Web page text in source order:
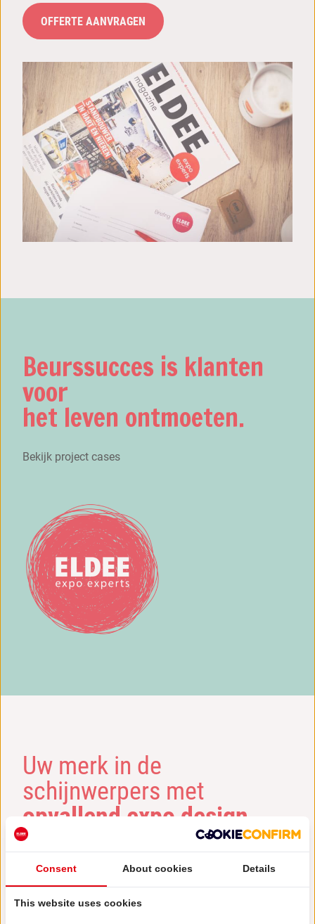
OFFERTE AANVRAGEN
Beurssucces is klanten
voor
het leven ontmoeten.
Bekijk project cases
Uw merk in de
schijnwerpers met
opvallend expo design
49 jaar expertise in maatwerk standbouw
Consent About cookies Details
This website uses cookies